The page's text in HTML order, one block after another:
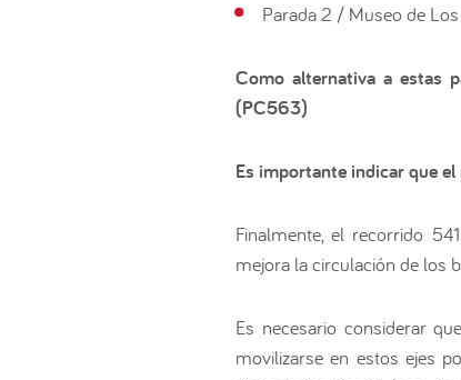
Parada 2 / Museo de
Como alternativa a estas
(PC563)
Es importante indicar que
Finalmente, el recorrido
mejora la circulación de los
Es necesario considerar
movilizarse en estos ejes